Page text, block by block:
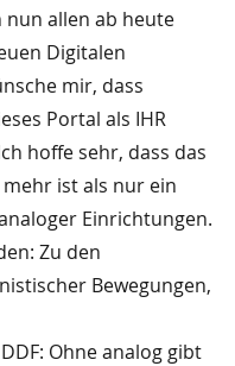
nun allen ab heute
Digitalen
mir, dass
Portal als IHR
hoffe sehr, dass das
ist als nur ein
Einrichtungen.
Zu den
Bewegungen,
Ohne analog gibt